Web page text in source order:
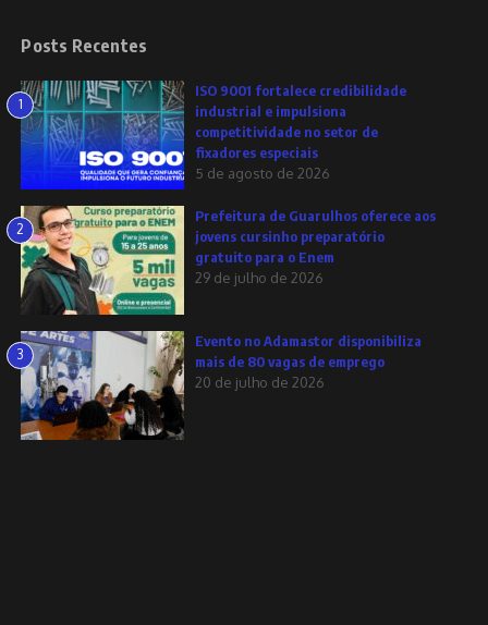
Posts Recentes
1
ISO 9001 fortalece credibilidade
industrial e impulsiona
competitividade no setor de
fixadores especiais
5 de agosto de 2026
2
Prefeitura de Guarulhos oferece aos
jovens cursinho preparatório
gratuito para o Enem
29 de julho de 2026
3
Evento no Adamastor disponibiliza
mais de 80 vagas de emprego
20 de julho de 2026